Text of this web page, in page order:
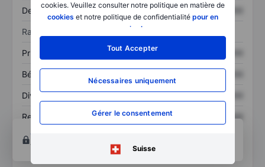
cookies. Veuillez consulter notre politique en matière de
cookies et notre politique de confidentialité pour en
savoir plus
Tout Accepter
Nécessaires uniquement
Gérer le consentement
Suisse
Dette totale XXXXXXX XXXXXXX
Ratios
Prix / ventes XXXXXXX
Bénéfice par action XXXXXXX
Dividende par action XXXXXXX XXXXXXX
Rendement des
capitaux propres
XXXXXXX
XXXXXXX
Ouvrir un compte
techniques et d’analyse.